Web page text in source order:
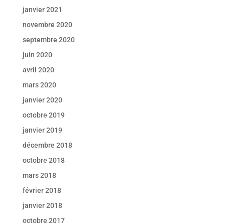
janvier 2021
novembre 2020
septembre 2020
juin 2020
avril 2020
mars 2020
janvier 2020
octobre 2019
janvier 2019
décembre 2018
octobre 2018
mars 2018
février 2018
janvier 2018
octobre 2017